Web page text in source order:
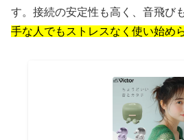
す。接続の安定性も高く、音飛び
手な人でもストレスなく使い始め